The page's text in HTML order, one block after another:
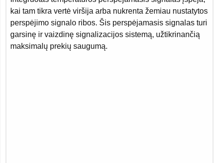
kai tam tikra vertė viršija arba nukrenta žemiau nustatytos
perspėjimo signalo ribos. Šis perspėjamasis signalas turi
garsinę ir vaizdinę signalizacijos sistemą, užtikrinančią
maksimalų prekių saugumą.